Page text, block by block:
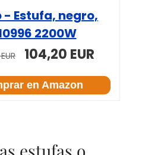
- Estufa, negro,
2200W
104,20 EUR
en Amazon
estufas o